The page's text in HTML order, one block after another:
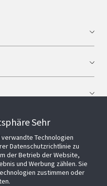
Sehr
Technologien
Datenschutzrichtlinie zu
der Betrieb der Website,
und Werbung zählen. Sie
zustimmen oder